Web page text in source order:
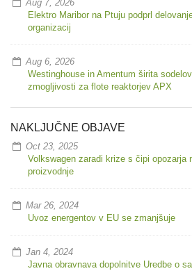
Aug 7, 2026
Elektro Maribor na Ptuju podprl
organizacij
Aug 6, 2026
Westinghouse in Amentum širita
zmogljivosti za flote reaktorjev APX
NAKLJUČNE OBJAVE
Oct 23, 2025
Volkswagen zaradi krize s čipi opozarja
proizvodnje
Mar 26, 2024
Uvoz energentov v EU se zmanjšuje
Jan 4, 2024
Javna obravnava dopolnitve Uredbe o